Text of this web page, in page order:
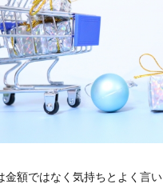
金額ではなく気持ちとよく言い